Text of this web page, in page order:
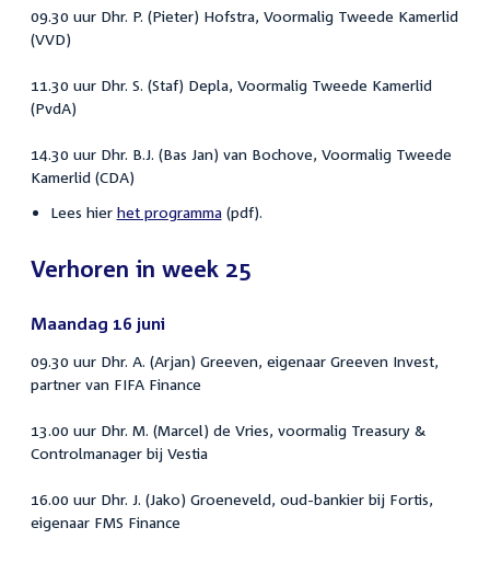
09.30 uur Dhr. P. (Pieter) Hofstra, Voormalig Tweede Kamerlid
(VVD)
11.30 uur Dhr. S. (Staf) Depla, Voormalig Tweede Kamerlid
(PvdA)
14.30 uur Dhr. B.J. (Bas Jan) van Bochove, Voormalig Tweede
Kamerlid (CDA)
Lees hier het programma(pdf).
Verhoren in week 25
Maandag 16 juni
09.30 uur Dhr. A. (Arjan) Greeven, eigenaar Greeven Invest,
partner van FIFA Finance
13.00 uur Dhr. M. (Marcel) de Vries, voormalig Treasury &
Controlmanager bij Vestia
16.00 uur Dhr. J. (Jako) Groeneveld, oud-bankier bij Fortis,
eigenaar FMS Finance